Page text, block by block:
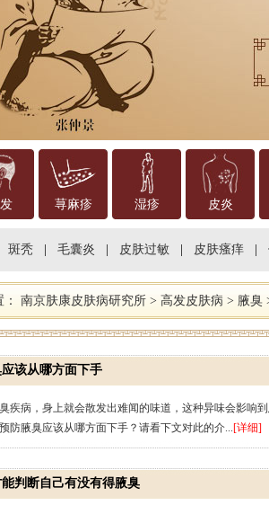
荨麻疹 湿疹 皮炎
斑秃 毛囊炎 皮肤过敏 皮肤瘙痒
南京肤康皮肤病研究所 > 高发皮肤病 > 腋臭
该从哪方面下手
疾病，身上就会散发出难闻的味道，这种异味会影响
防腋臭应该从哪方面下手？请看下文对此的介...[详细]
判断自己有没有得腋臭